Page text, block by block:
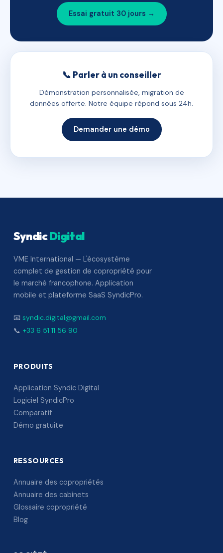
Essai gratuit 30 jours →
📞 Parler à un conseiller
Démonstration personnalisée, migration de
données offerte. Notre équipe répond sous 24h.
Demander une démo
SyndicDigital
VME International — L'écosystème
complet de gestion de copropriété pour
le marché francophone. Application
mobile et plateforme SaaS SyndicPro.
📧 syndic.digital@gmail.com
📞 +33 6 51 11 56 90
PRODUITS
Application Syndic Digital
Logiciel SyndicPro
Comparatif
Démo gratuite
RESSOURCES
Annuaire des copropriétés
Annuaire des cabinets
Glossaire copropriété
Blog